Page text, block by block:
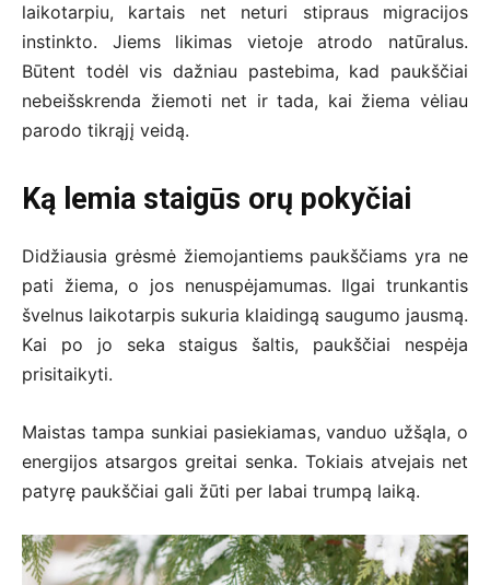
laikotarpiu, kartais net neturi stipraus migracijos
instinkto. Jiems likimas vietoje atrodo natūralus.
Būtent todėl vis dažniau pastebima, kad paukščiai
nebeišskrenda žiemoti net ir tada, kai žiema vėliau
parodo tikrąjį veidą.
Ką lemia staigūs orų pokyčiai
Didžiausia grėsmė žiemojantiems paukščiams yra ne
pati žiema, o jos nenuspėjamumas. Ilgai trunkantis
švelnus laikotarpis sukuria klaidingą saugumo jausmą.
Kai po jo seka staigus šaltis, paukščiai nespėja
prisitaikyti.
Maistas tampa sunkiai pasiekiamas, vanduo užšąla, o
energijos atsargos greitai senka. Tokiais atvejais net
patyrę paukščiai gali žūti per labai trumpą laiką.